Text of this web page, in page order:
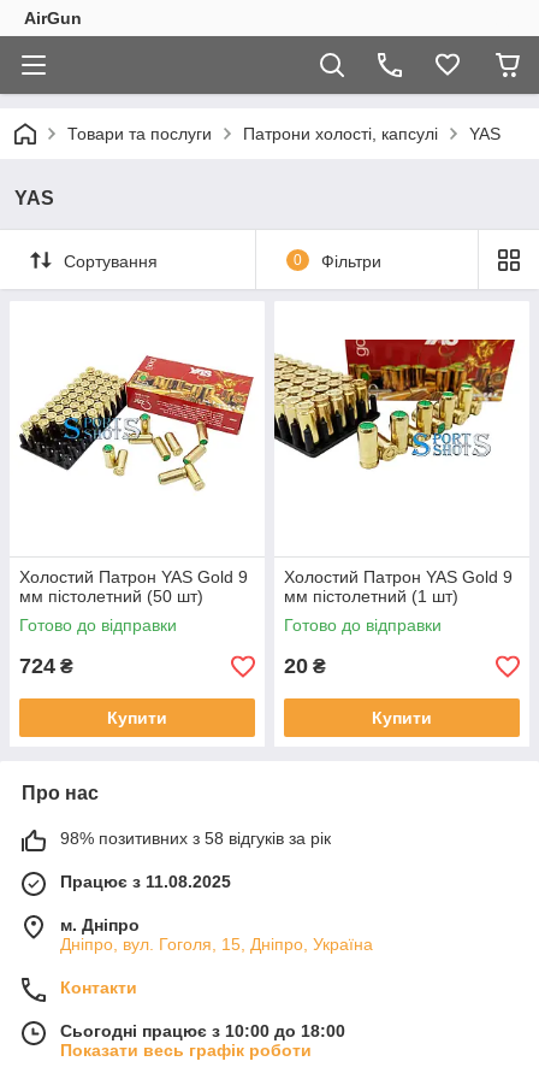
AirGun
Товари та послуги Патрони холості, капсулі YAS
YAS
Сортування 0 Фільтри
Холостий Патрон YAS Gold 9
мм пістолетний (50 шт)
Готово до відправки
724 ₴
Купити
Холостий Патрон YAS Gold 9
мм пістолетний (1 шт)
Готово до відправки
20 ₴
Купити
Про нас
98% позитивних з 58 відгуків за рік
Працює з 11.08.2025
м. Дніпро
Дніпро, вул. Гоголя, 15, Дніпро, Україна
Контакти
Сьогодні працює з 10:00 до 18:00
Показати весь графік роботи